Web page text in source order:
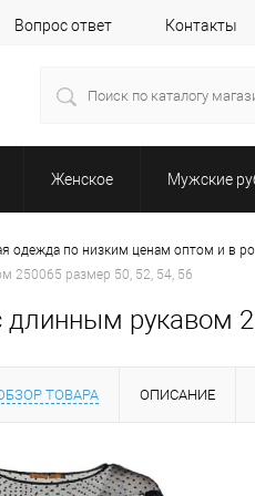
Вопрос ответ Контакты
Женское Мужские
одежда по низким ценам оптом и в
250065 размер 50, 52, 54, 56
длинным рукавом
ТОВАРА ОПИСАНИЕ